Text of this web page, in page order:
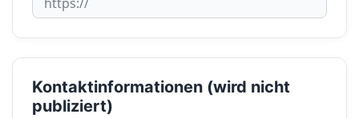
Kontaktinformationen (wird nicht
publiziert)